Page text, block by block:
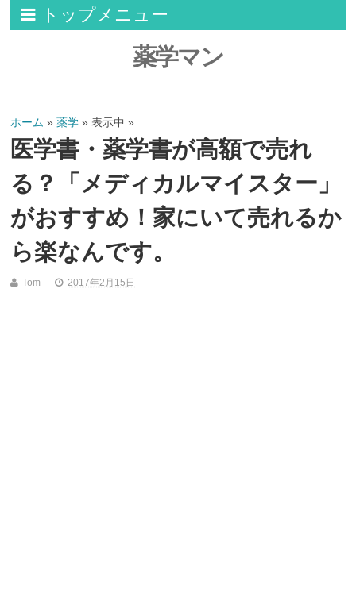
トップメニュー
薬学マン
ホーム »薬学 » 表示中 »
医学書・薬学書が高額で売れ
る？「メディカルマイスター」
がおすすめ！家にいて売れるか
ら楽なんです。
Tom 2017年2月15日